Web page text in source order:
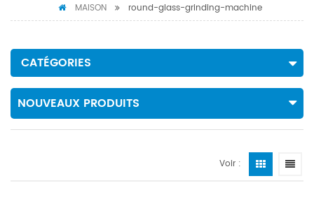
MAISON round-glass-grinding-machine
CATÉGORIES
NOUVEAUX PRODUITS
Voir :